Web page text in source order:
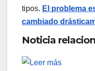
tipos. El problema
cambiado
Noticia